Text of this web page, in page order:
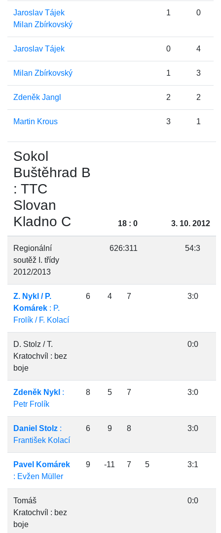
Jaroslav Tájek
Milan Zbírkovský
1 0
Jaroslav Tájek 0 4
Milan Zbírkovský 1 3
Zdeněk Jangl 2 2
Martin Krous 3 1
Sokol
Buštěhrad B
: TTC
Slovan
Kladno C
18 : 0 3. 10. 2012
Regionální
soutěž I. třídy
2012/2013
626:311 54:3
Z. Nykl / P.
Komárek : P.
Frolík / F. Kolací
6 4 7 3:0
D. Stolz / T.
Kratochvíl : bez
boje
0:0
Zdeněk Nykl :
Petr Frolík
8 5 7 3:0
Daniel Stolz :
František Kolací
6 9 8 3:0
Pavel Komárek
: Evžen Müller
9 -11 7 5 3:1
Tomáš
Kratochvíl : bez
boje
0:0